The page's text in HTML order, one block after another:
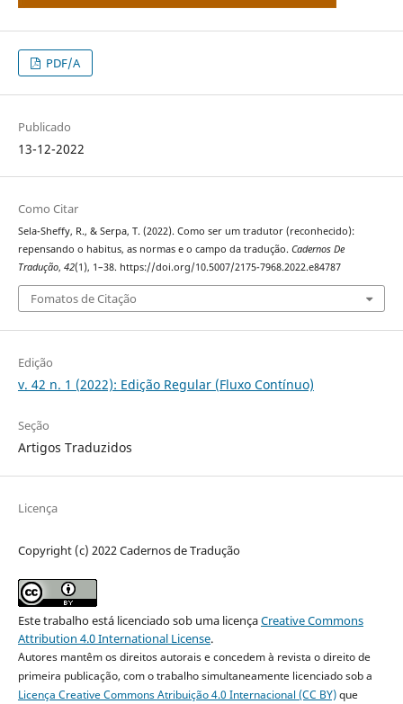
PDF/A
Publicado
13-12-2022
Como Citar
Sela-Sheffy, R., & Serpa, T. (2022). Como ser um tradutor (reconhecido):
repensando o habitus, as normas e o campo da tradução. Cadernos De
Tradução, 42(1), 1–38. https://doi.org/10.5007/2175-7968.2022.e84787
Fomatos de Citação
Edição
v. 42 n. 1 (2022): Edição Regular (Fluxo Contínuo)
Seção
Artigos Traduzidos
Licença
Copyright (c) 2022 Cadernos de Tradução
Este trabalho está licenciado sob uma licençaCreative Commons
Attribution 4.0 International License.
Autores mantêm os direitos autorais e concedem à revista o direito de
primeira publicação, com o trabalho simultaneamente licenciado sob a
Licença Creative Commons Atribuição 4.0 Internacional (CC BY)que